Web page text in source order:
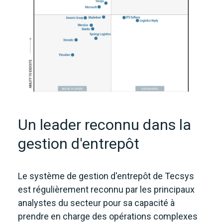
Un leader reconnu dans la
gestion d'entrepôt
Le système de gestion d'entrepôt de Tecsys
est régulièrement reconnu par les principaux
analystes du secteur pour sa capacité à
prendre en charge des opérations complexes